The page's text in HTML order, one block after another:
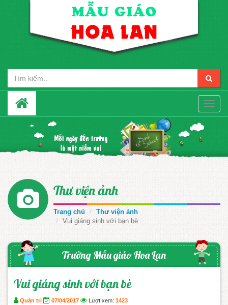
Toggle
Thư viện ảnh
Trang chủ
Thư viện ảnh
Vui giáng sinh với bạn bè
Trường Mẫu giáo Hoa Lan
Vui giáng sinh với bạn bè
Quản trị 07/04/2017 Lượt xem: 1423